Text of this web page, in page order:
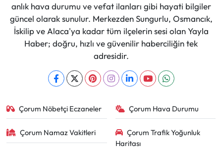
anlık hava durumu ve vefat ilanları gibi hayati bilgiler
güncel olarak sunulur. Merkezden Sungurlu, Osmancık,
İskilip ve Alaca'ya kadar tüm ilçelerin sesi olan Yayla
Haber; doğru, hızlı ve güvenilir haberciliğin tek
adresidir.
Çorum Nöbetçi Eczaneler Çorum Hava Durumu
Çorum Namaz Vakitleri
Çorum Trafik Yoğunluk
Haritası